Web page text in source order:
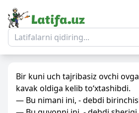
Bir kuni uch tajribasiz ovchi
kavak oldiga kelib to‘xtashibdi.
— Bu nimani ini, - debdi